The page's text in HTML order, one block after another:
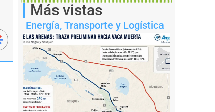
Más vistas
Energía, Transporte y Logística